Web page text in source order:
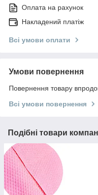
Оплата на рахунок
Накладений платіж
Всі умови оплати
Умови повернення
Повернення товару
Всі умови повернення
Подібні товари